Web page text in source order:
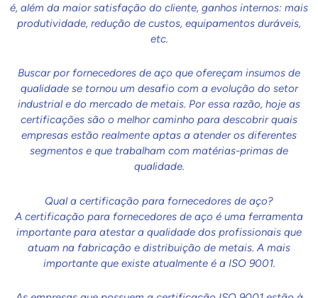
é, além da maior satisfação do cliente, ganhos internos: mais
produtividade, redução de custos, equipamentos duráveis,
etc.
Buscar por fornecedores de aço que ofereçam insumos de
qualidade se tornou um desafio com a evolução do setor
industrial e do mercado de metais. Por essa razão, hoje as
certificações são o melhor caminho para descobrir quais
empresas estão realmente aptas a atender os diferentes
segmentos e que trabalham com matérias-primas de
qualidade.
Qual a certificação para fornecedores de aço?
A certificação para fornecedores de aço é uma ferramenta
importante para atestar a qualidade dos profissionais que
atuam na fabricação e distribuição de metais. A mais
importante que existe atualmente é a ISO 9001.